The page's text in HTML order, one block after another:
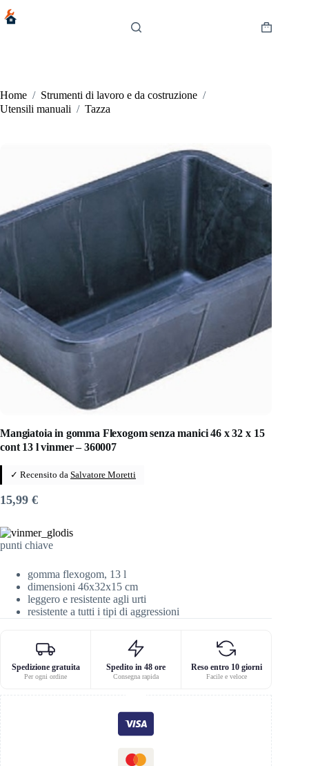
al
Carrello
Home / Strumenti di lavoro e da costruzione /
Utensili manuali / Tazza
Mangiatoia in gomma Flexogom senza manici 46 x 32 x 15
cont 13 l vinmer – 360007
✓ Recensito da Salvatore Moretti
15,99 €
punti chiave
gomma flexogom, 13 l
dimensioni 46x32x15 cm
leggero e resistente agli urti
resistente a tutti i tipi di aggressioni
Spedizione gratuita
Per ogni ordine
Spedito in 48 ore
Consegna rapida
Reso entro 10 giorni
Facile e veloce